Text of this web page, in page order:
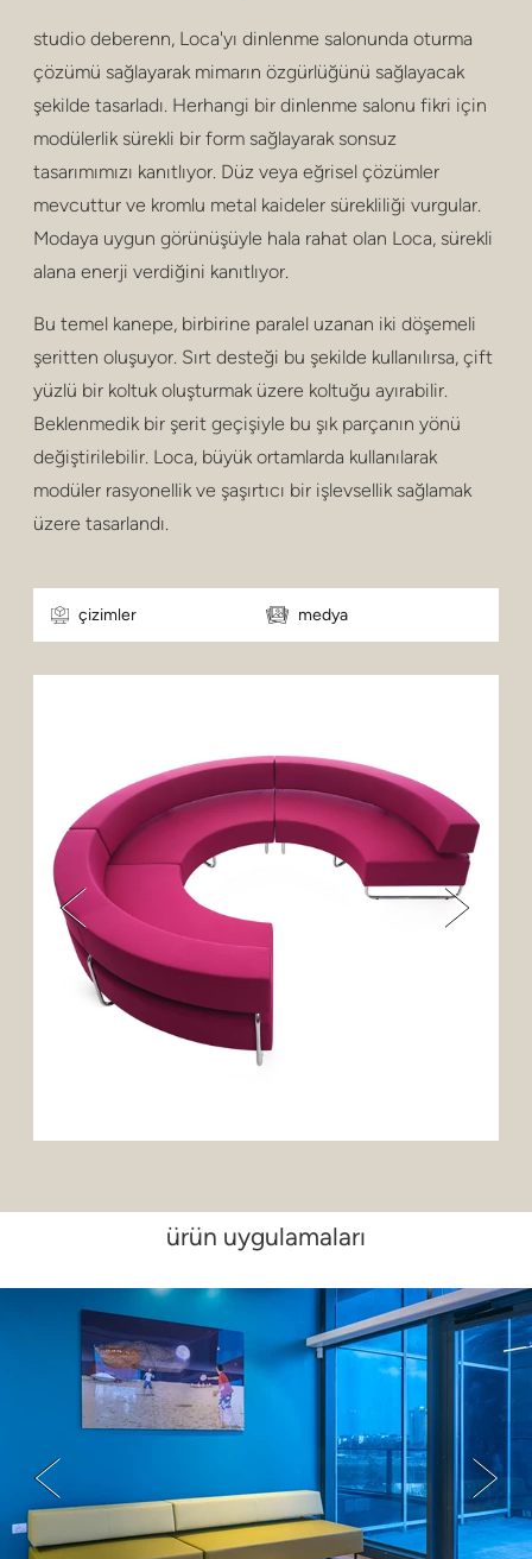
puf ve tabureler
bar tabureleri
alçak masalar
raflar
dış mekan
sağlık
studio deberenn, Loca'yı dinlenme salonunda oturma
çözümü sağlayarak mimarın özgürlüğünü sağlayacak
şekilde tasarladı. Herhangi bir dinlenme salonu fikri için
modülerlik sürekli bir form sağlayarak sonsuz
tasarımımızı kanıtlıyor. Düz veya eğrisel çözümler
mevcuttur ve kromlu metal kaideler sürekliliği vurgular.
Modaya uygun görünüşüyle hala rahat olan Loca, sürekli
alana enerji verdiğini kanıtlıyor.
Bu temel kanepe, birbirine paralel uzanan iki döşemeli
şeritten oluşuyor. Sırt desteği bu şekilde kullanılırsa, çift
yüzlü bir koltuk oluşturmak üzere koltuğu ayırabilir.
Beklenmedik bir şerit geçişiyle bu şık parçanın yönü
değiştirilebilir. Loca, büyük ortamlarda kullanılarak
modüler rasyonellik ve şaşırtıcı bir işlevsellik sağlamak
üzere tasarlandı.
çizimler medya
ürün uygulamaları